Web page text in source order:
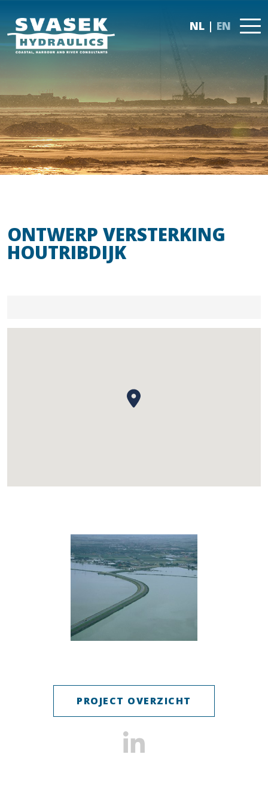
NL EN
ONTWERP VERSTERKING
HOUTRIBDIJK
PROJECT OVERZICHT